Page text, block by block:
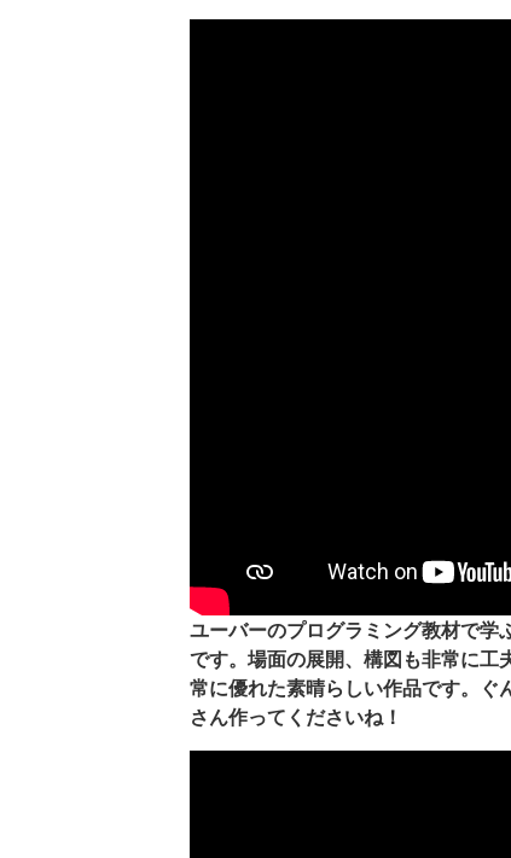
ユーバーのプログラミング教材で
です。場面の展開、構図も非常に工
常に優れた素晴らしい作品です。ぐ
さん作ってくださいね！